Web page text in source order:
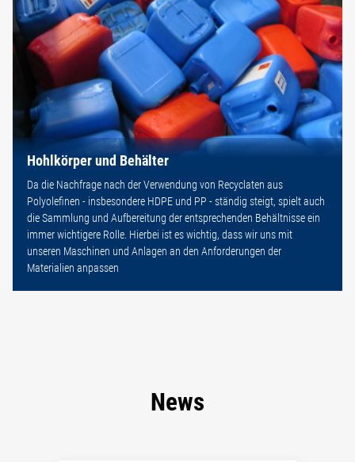
Hohlkörper und Behälter
Da die Nachfrage nach der Verwendung von Recyclaten aus
Polyolefinen - insbesondere HDPE und PP - ständig steigt, spielt auch
die Sammlung und Aufbereitung der entsprechenden Behältnisse ein
immer wichtigere Rolle. Hierbei ist es wichtig, dass wir uns mit
unseren Maschinen und Anlagen an den Anforderungen der
Materialien anpassen
News